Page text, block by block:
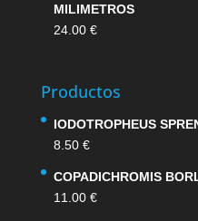
MILIMETROS
24.00 €
Productos
IODOTROPHEUS
8.50 €
COPADICHROMIS
11.00 €